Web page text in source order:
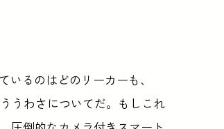
るのはどのリーカーも、
うわさについてだ。もしこれ